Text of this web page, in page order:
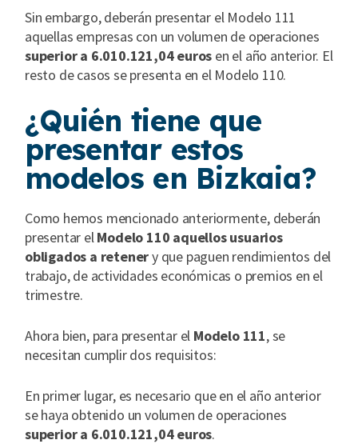
Sin embargo, deberán presentar el Modelo 111
aquellas empresas con un volumen de operaciones
superior a 6.010.121,04 euros en el año anterior. El
resto de casos se presenta en el Modelo 110.
¿Quién tiene que
presentar estos
modelos en Bizkaia?
Como hemos mencionado anteriormente, deberán
presentar elModelo 110 aquellos usuarios
obligados a retenery que paguen rendimientos del
trabajo, de actividades económicas o premios en el
trimestre.
Ahora bien, para presentar el Modelo 111, se
necesitan cumplir dos requisitos:
En primer lugar, es necesario que en el año anterior
se haya obtenido un volumen de operaciones
superior a 6.010.121,04 euros.